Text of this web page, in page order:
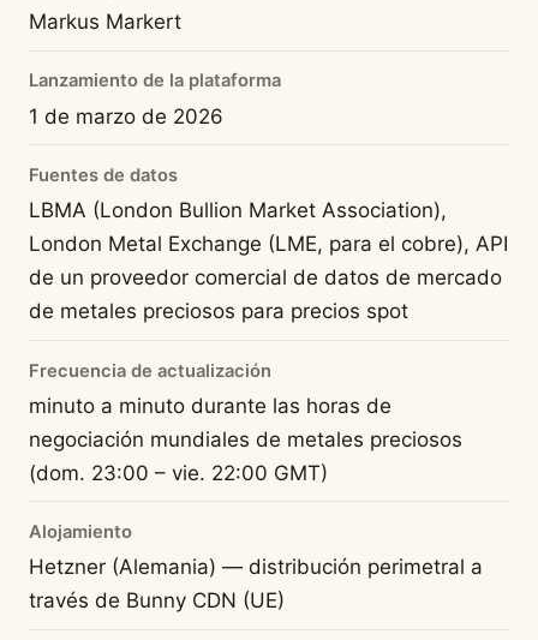
Markus Markert
Lanzamiento de la plataforma
1 de marzo de 2026
Fuentes de datos
LBMA (London Bullion Market Association),
London Metal Exchange (LME, para el cobre), API
de un proveedor comercial de datos de mercado
de metales preciosos para precios spot
Frecuencia de actualización
minuto a minuto durante las horas de
negociación mundiales de metales preciosos
(dom. 23:00 – vie. 22:00 GMT)
Alojamiento
Hetzner (Alemania) — distribución perimetral a
través de Bunny CDN (UE)